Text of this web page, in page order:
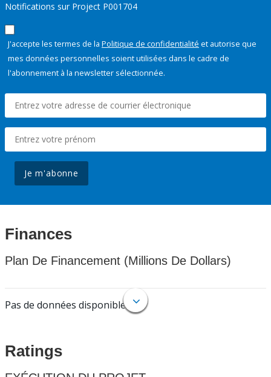
Notifications sur Project P001704
J'accepte les termes de la Politique de confidentialité et autorise que
mes données personnelles soient utilisées dans le cadre de
l'abonnement à la newsletter sélectionnée.
Je m'abonne
Finances
Plan De Financement (Millions De Dollars)
Pas de données disponibles.
Ratings